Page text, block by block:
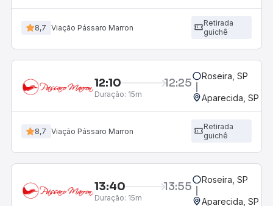
8,7 Viação Pássaro Marron
Retirada
guichê
12:10 12:25
Duração: 15m
Roseira, SP
Aparecida, SP -
8,7 Viação Pássaro Marron
Retirada
guichê
13:40 13:55
Duração: 15m
Roseira, SP
Aparecida, SP -